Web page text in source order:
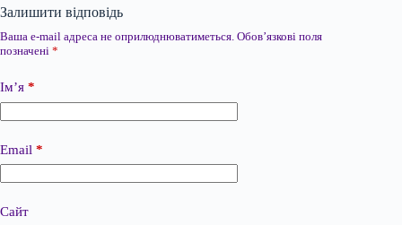
Залишити відповідь
Ваша e-mail адреса не оприлюднюватиметься. Обов’язкові поля
позначені *
Ім’я *
Email *
Сайт